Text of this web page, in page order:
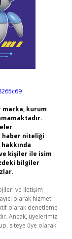
kurum
haber niteliği
kişiler ile isim
bilgiler
ve İletişim
olarak hizmet
olarak denetleme
Ancak, üyelerimiz
siteye üye olarak